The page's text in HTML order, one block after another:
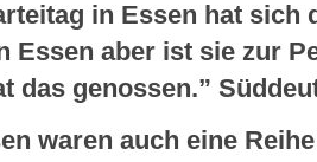
in Essen hat sich
Essen aber ist sie zur
das genossen.”
waren auch eine